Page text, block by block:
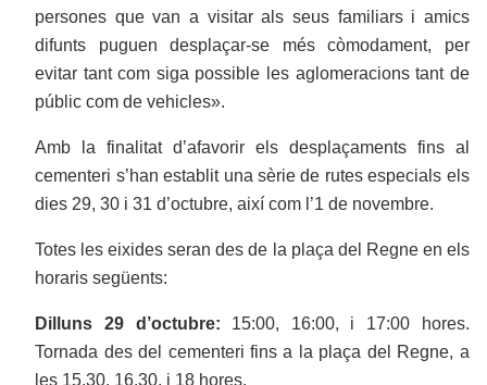
persones que van a visitar als seus familiars i amics
difunts puguen desplaçar-se més còmodament, per
evitar tant com siga possible les aglomeracions tant de
públic com de vehicles».
Amb la finalitat d’afavorir els desplaçaments fins al
cementeri s’han establit una sèrie de rutes especials els
dies 29, 30 i 31 d’octubre, així com l’1 de novembre.
Totes les eixides seran des de la plaça del Regne en els
horaris següents:
Dilluns 29 d’octubre: 15:00, 16:00, i 17:00 hores.
Tornada des del cementeri fins a la plaça del Regne, a
les 15.30, 16.30, i 18 hores.